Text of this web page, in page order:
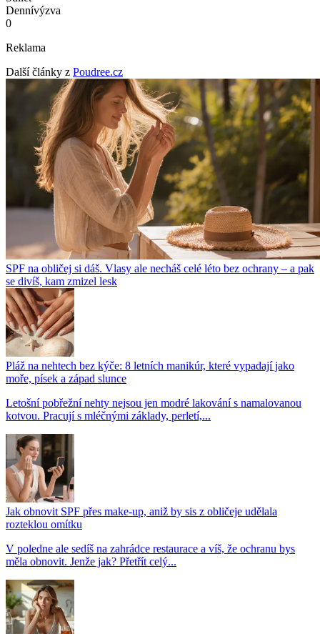
Dennívýzva
0
Reklama
Další články z Poudree.cz
SPF na obličej si dáš. Vlasy ale necháš celé léto bez ochrany – a pak
se divíš, kam zmizel lesk
Pláž na nehtech bez kýče: 8 letních manikúr, které vypadají jako
moře, písek a západ slunce
Letošní pobřežní nehty nejsou jen modré lakování s namalovanou
kotvou. Pracují s mléčnými základy, perletí,...
Jak obnovit SPF přes make-up, aniž by sis z obličeje udělala
rozteklou omítku
V poledne ale sedíš na zahrádce restaurace a víš, že ochranu bys
měla obnovit. Jenže jak? Přetřít celý...